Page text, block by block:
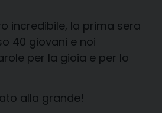
incredibile, la prima sera
40 giovani e noi
per la gioia e per lo
alla grande!